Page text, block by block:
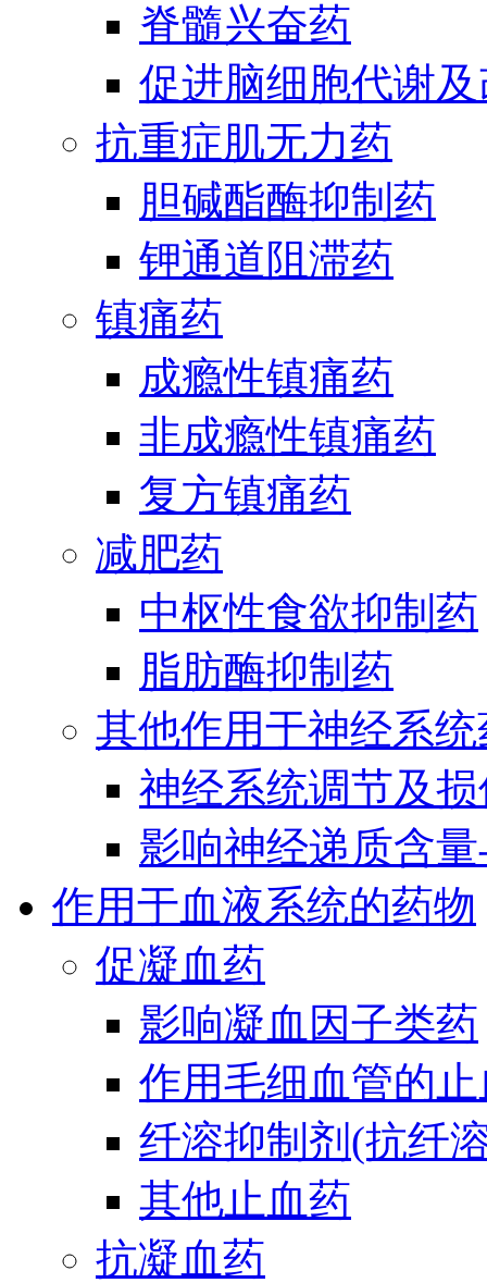
脊髓兴奋药
促进脑细胞代谢
抗重症肌无力药
胆碱酯酶抑制药
钾通道阻滞药
镇痛药
成瘾性镇痛药
非成瘾性镇痛药
复方镇痛药
减肥药
中枢性食欲抑制药
脂肪酶抑制药
其他作用于神经系统
神经系统调节及
影响神经递质含
作用于血液系统的药物
促凝血药
影响凝血因子类药
作用毛细血管的
纤溶抑制剂(抗纤
其他止血药
抗凝血药